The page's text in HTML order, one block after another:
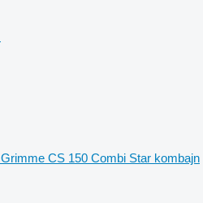
Grimme CS 150 Combi Star kombajn